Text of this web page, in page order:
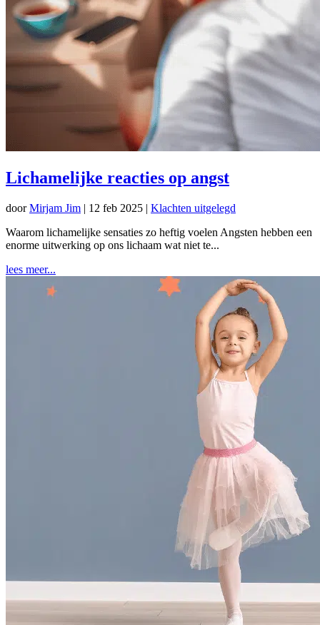
Lichamelijke reacties op angst
doorMirjam Jim | 12 feb 2025 | Klachten uitgelegd
Waarom lichamelijke sensaties zo heftig voelen Angsten hebben een
enorme uitwerking op ons lichaam wat niet te...
lees meer...